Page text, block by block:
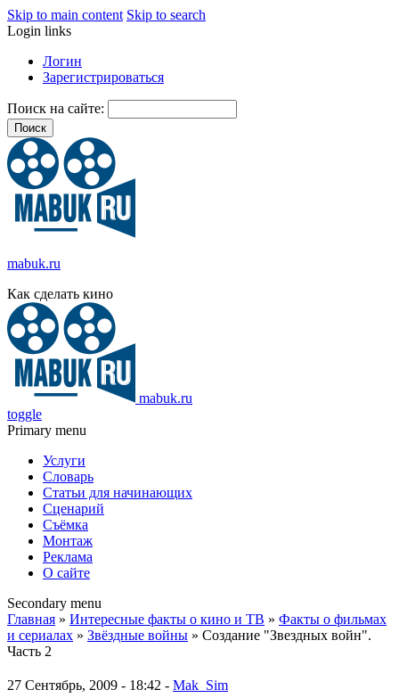
Skip to main content Skip to search
Login links
Логин
Зарегистрироваться
Поиск на сайте:
mabuk.ru
Как сделать кино
mabuk.ru
toggle
Primary menu
Услуги
Словарь
Статьи для начинающих
Сценарий
Съёмка
Монтаж
Реклама
О сайте
Secondary menu
Главная » Интересные факты о кино и ТВ » Факты о фильмах
и сериалах » Звёздные войны » Создание "Звездных войн".
Часть 2
27 Сентябрь, 2009 - 18:42 - Mak_Sim